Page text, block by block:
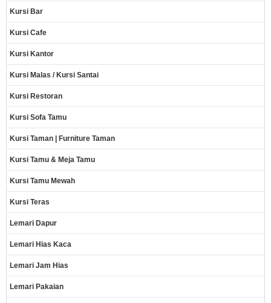
Kursi Bar
Kursi Cafe
Kursi Kantor
Kursi Malas / Kursi Santai
Kursi Restoran
Kursi Sofa Tamu
Kursi Taman | Furniture Taman
Kursi Tamu & Meja Tamu
Kursi Tamu Mewah
Kursi Teras
Lemari Dapur
Lemari Hias Kaca
Lemari Jam Hias
Lemari Pakaian